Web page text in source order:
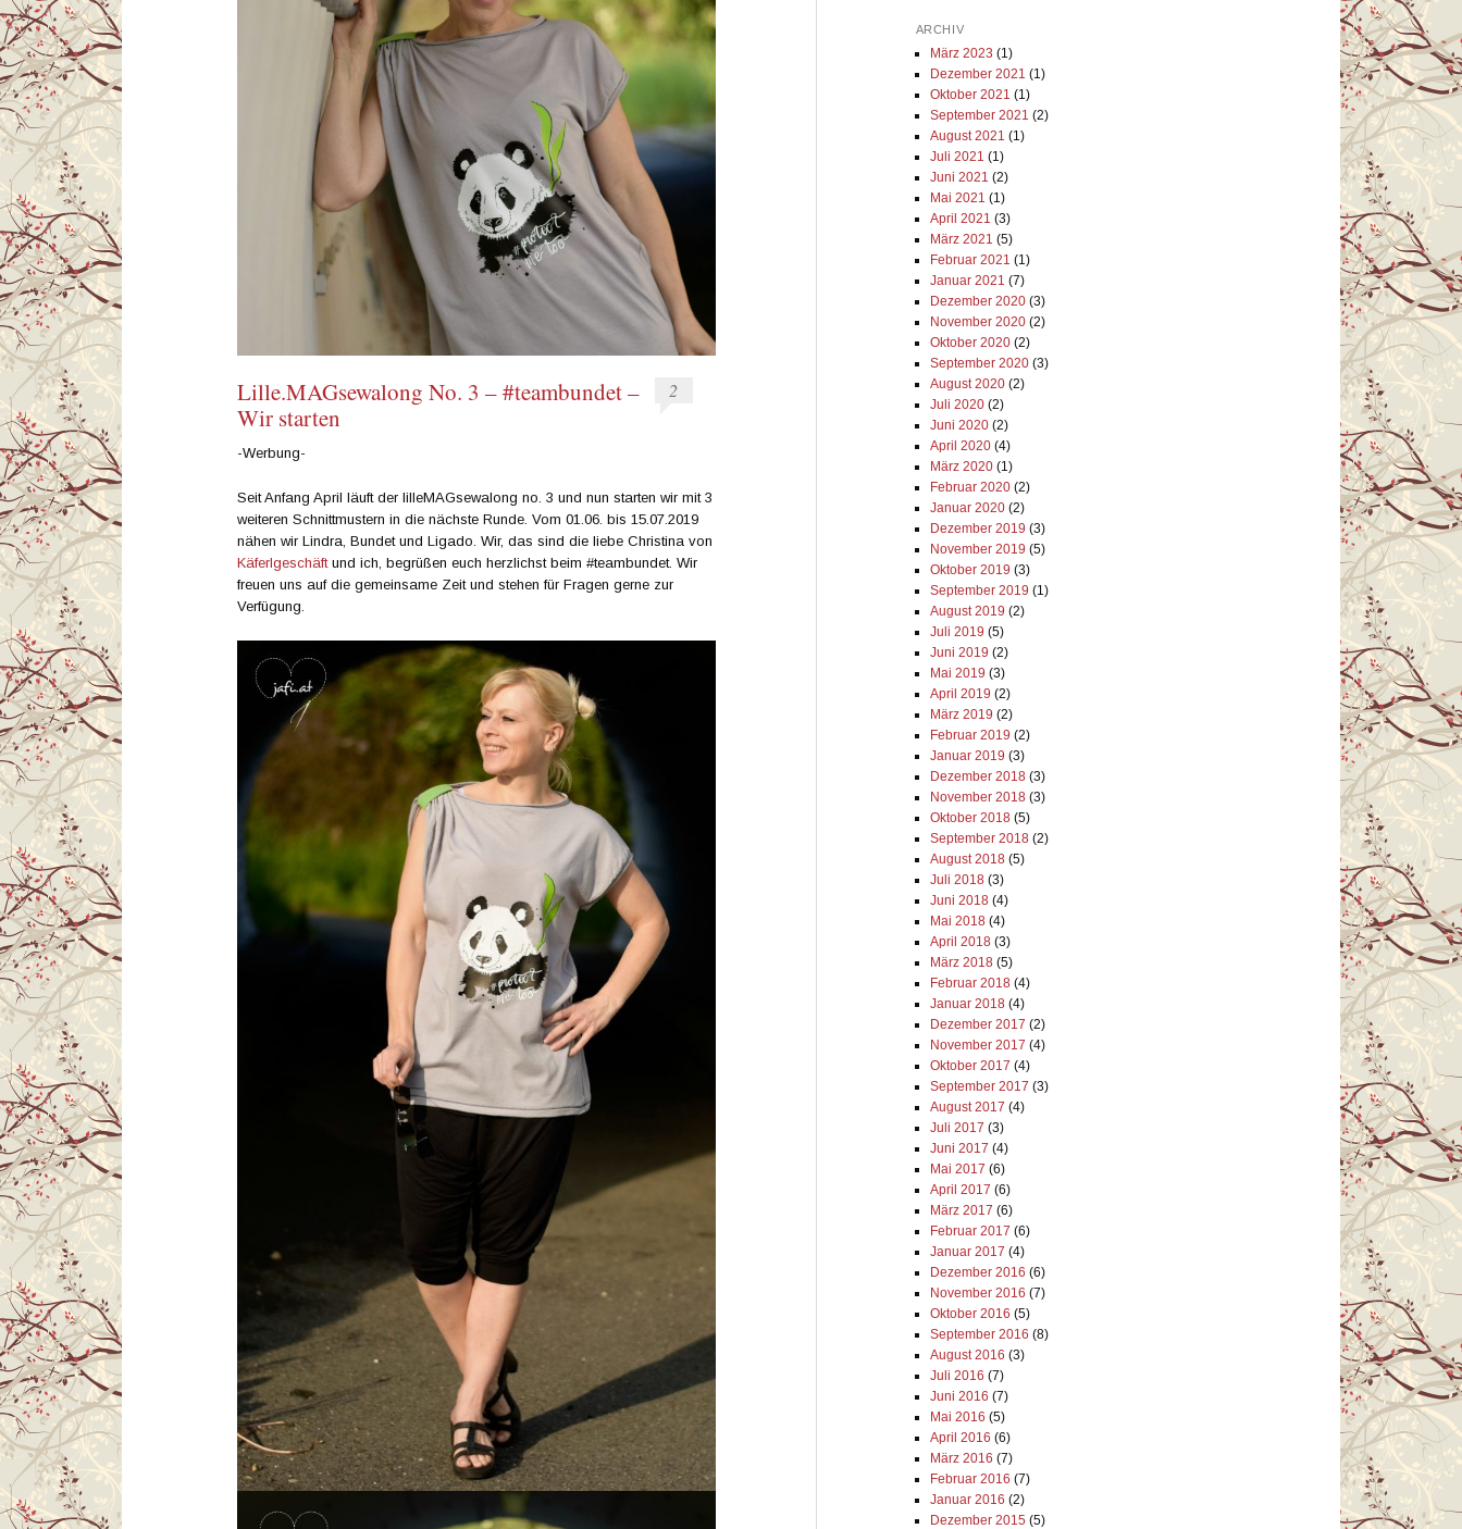
Lille.MAGsewalong No. 3 – #teambundet –
Wir starten
2
-Werbung-
Seit Anfang April läuft der lilleMAGsewalong no. 3 und nun starten wir mit 3
weiteren Schnittmustern in die nächste Runde. Vom 01.06. bis 15.07.2019
nähen wir Lindra, Bundet und Ligado. Wir, das sind die liebe Christina von
Käferlgeschäftund ich, begrüßen euch herzlichst beim #teambundet. Wir
freuen uns auf die gemeinsame Zeit und stehen für Fragen gerne zur
Verfügung.
ARCHIV
März 2023 (1)
Dezember 2021 (1)
Oktober 2021 (1)
September 2021 (2)
August 2021 (1)
Juli 2021 (1)
Juni 2021 (2)
Mai 2021 (1)
April 2021 (3)
März 2021 (5)
Februar 2021 (1)
Januar 2021 (7)
Dezember 2020(3)
November 2020(2)
Oktober 2020(2)
September 2020(3)
August 2020(2)
Juli 2020(2)
Juni 2020(2)
April 2020(4)
März 2020(1)
Februar 2020(2)
Januar 2020(2)
Dezember 2019 (3)
November 2019 (5)
Oktober 2019 (3)
September 2019 (1)
August 2019 (2)
Juli 2019 (5)
Juni 2019 (2)
Mai 2019 (3)
April 2019 (2)
März 2019 (2)
Februar 2019 (2)
Januar 2019 (3)
Dezember 2018(3)
November 2018(3)
Oktober 2018(5)
September 2018(2)
August 2018(5)
Juli 2018(3)
Juni 2018(4)
Mai 2018(4)
April 2018(3)
März 2018(5)
Februar 2018(4)
Januar 2018(4)
Dezember 2017 (2)
November 2017 (4)
Oktober 2017 (4)
September 2017 (3)
August 2017 (4)
Juli 2017 (3)
Juni 2017 (4)
Mai 2017 (6)
April 2017 (6)
März 2017 (6)
Februar 2017 (6)
Januar 2017 (4)
Dezember 2016 (6)
November 2016 (7)
Oktober 2016 (5)
September 2016 (8)
August 2016 (3)
Juli 2016 (7)
Juni 2016 (7)
Mai 2016 (5)
April 2016 (6)
März 2016 (7)
Februar 2016 (7)
Januar 2016 (2)
Dezember 2015 (5)